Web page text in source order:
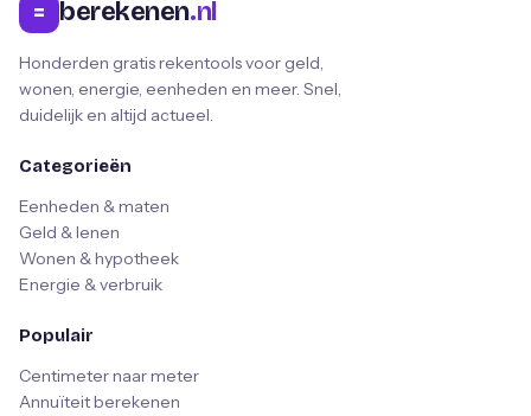
= berekenen.nl
Honderden gratis rekentools voor geld,
wonen, energie, eenheden en meer. Snel,
duidelijk en altijd actueel.
Categorieën
Eenheden & maten
Geld & lenen
Wonen & hypotheek
Energie & verbruik
Populair
Centimeter naar meter
Annuïteit berekenen